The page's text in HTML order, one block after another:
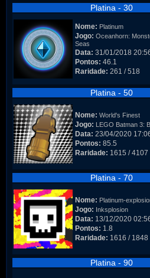
Platina - 30
Nome: Platinum
Jogo: Oceanhorn:
Seas
Data: 31/01/2018
Pontos: 46.1
Raridade: 261 / 518
Platina - 50
Nome: World's Finest
Jogo: LEGO Batman 3:
Data: 23/04/2020
Pontos: 85.5
Raridade: 1615 / 4107
Platina - 70
Nome: Platinum-
Jogo: Inksplosion
Data: 13/12/2020
Pontos: 1.8
Raridade: 1616 / 1848
Platina - 90